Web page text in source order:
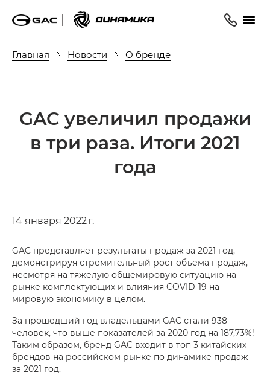
Главная Новости О бренде
GAC увеличил продажи
в три раза. Итоги 2021
года
14 января 2022 г.
GAC представляет результаты продаж за 2021 год,
демонстрируя стремительный рост объема продаж,
несмотря на тяжелую общемировую ситуацию на
рынке комплектующих и влияния COVID-19 на
мировую экономику в целом.
За прошедший год владельцами GAC стали 938
человек, что выше показателей за 2020 год на 187,73%!
Таким образом, бренд GAC входит в топ 3 китайских
брендов на российском рынке по динамике продаж
за 2021 год.